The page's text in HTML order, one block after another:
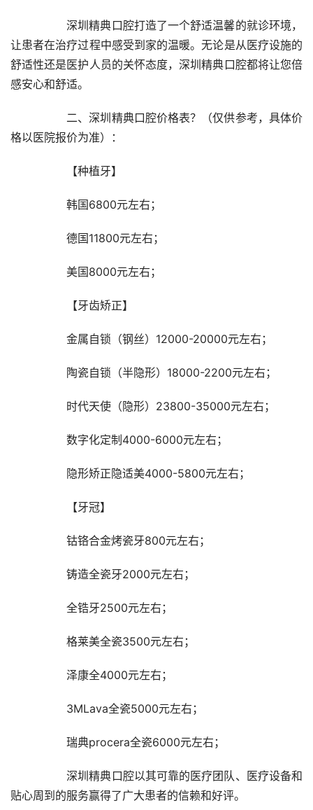
		深圳精典口腔打造了一个舒适温馨的就诊环境，
让患者在治疗过程中感受到家的温暖。无论是从医疗设施的
舒适性还是医护人员的关怀态度，深圳精典口腔都将让您倍
感安心和舒适。
格以医院报价为准）：
		【种植牙】
		韩国6800元左右；
		德国11800元左右；
		美国8000元左右；
		【牙齿矫正】
		金属自锁（钢丝）12000-20000元左右；
		陶瓷自锁（半隐形）18000-2200元左右；
		时代天使（隐形）23800-35000元左右；
		数字化定制4000-6000元左右；
		隐形矫正隐适美4000-5800元左右；
		【牙冠】
		钴铬合金烤瓷牙800元左右；
		铸造全瓷牙2000元左右；
		全锆牙2500元左右；
		格莱美全瓷3500元左右；
		泽康全4000元左右；
		3MLava全瓷5000元左右；
		瑞典procera全瓷6000元左右；
		深圳精典口腔以其可靠的医疗团队、医疗设备和
贴心周到的服务赢得了广大患者的信赖和好评。